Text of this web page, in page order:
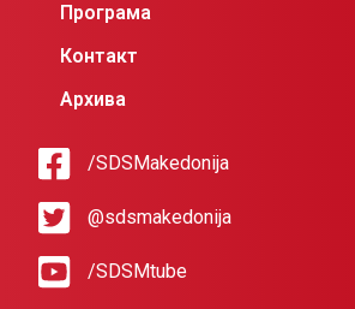
Програма
Контакт
Архива
/SDSMakedonija
@sdsmakedonija
/SDSMtube